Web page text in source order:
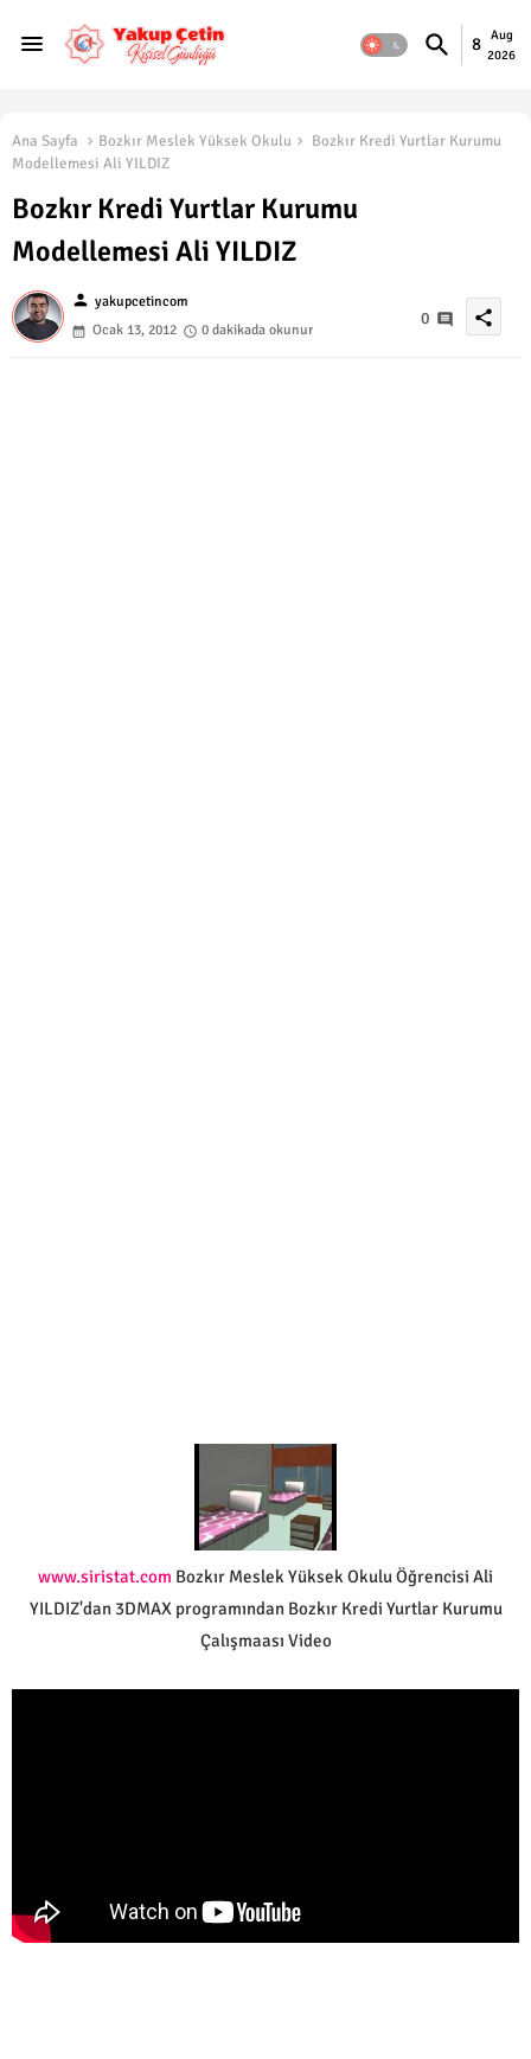
8
Aug
2026
Ana Sayfa Bozkır Meslek Yüksek Okulu
Bozkır Kredi Yurtlar Kurumu
Modellemesi Ali YILDIZ
Bozkır Kredi Yurtlar Kurumu
Modellemesi Ali YILDIZ
person yakupcetincom
Ocak 13, 2012
0 dakikada okunur
0 share
www.siristat.com Bozkır Meslek Yüksek Okulu Öğrencisi Ali
YILDIZ'dan 3DMAX programından Bozkır Kredi Yurtlar Kurumu
Çalışmaası Video